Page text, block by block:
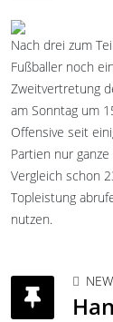
Nach drei zum
Fußballer noch
Zweitvertretung
am Sonntag um
Offensive seit
Partien nur
Vergleich schon
Topleistung
nutzen.